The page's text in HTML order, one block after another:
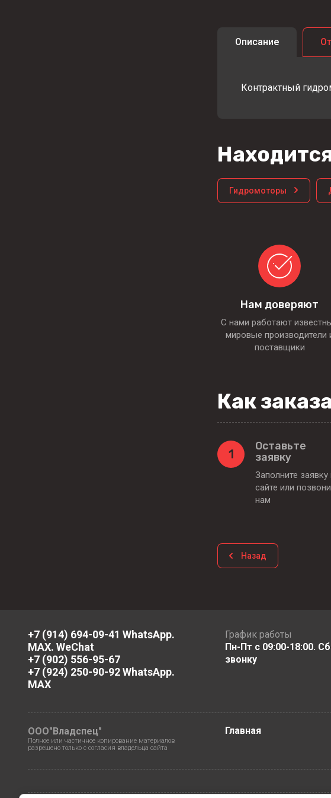
Описание
Контрактный
Гидромоторы
Нам доверяют
С нами работают
мировые производители
поставщики
Как
1
Оставьте
заявку
Заполните заявку
сайте или
нам
Назад
+7 (914) 694-09-41 WhatsApp.
MAX. WeChat
+7 (902) 556-95-67
+7 (924) 250-90-92 WhatsApp.
MAX
График работы
Пн-Пт с 09:00-18:00.
звонку
ООО"Владспец"
Полное или частичное копирование материалов
разрешено только с согласия владельца сайта
Главная